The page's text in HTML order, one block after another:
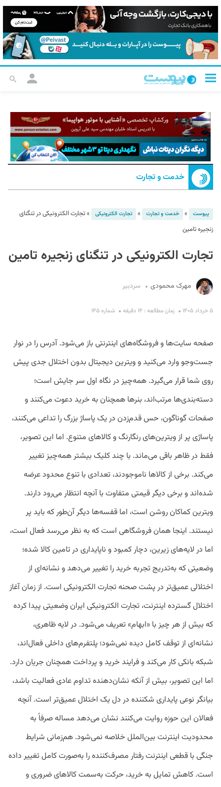
خدمت و تجارت
پیوست » خدمت و تجارت » تجارت الکترونیکی »تجارت الکترونیکی در تنگنای
زنجیره تامین
تجارت الکترونیکی در تنگنای زنجیره تامین
مهرک محمودی سردبیر
۵ خرداد ۱۴۰۵ زمان مطالعه : ۱۴ دقیقه شماره ۱۴۵
صفحه سایت‌ها و فروشگاه‌های اینترنتی باز می‌شود. آدرس را در نوار
جست‌وجو وارد می‌کنید و ویترین دیجیتال بدون اختلال جدی پیش
روی شما قرار می‌گیرد. همه‌چیز در نگاه اول سر جایش است؛
دسته‌بندی‌ها مرتب‌اند، بنرها همچنان به خرید دعوت می‌کنند و
صفحات گوناگون، حس قدم‌زدن در یک پاساژ بزرگ را تداعی می‌کنند،
‌پاساژی پر از ویترین‌های رنگارنگ و کالاهای متنوع. اما این تصویر،
فقط در ظاهر باقی می‌ماند. با چند کلیک بیشتر همه‌چیز تغییر
می‌کند. برخی از کالاها ناموجودند، تعدادی با تنوع محدود عرضه
شده‌اند و برخی دیگر قیمتی متفاوت با آنچه انتظار می‌رود دارند.
ویترین کماکان روشن است، اما قفسه‌ها دیگر آن‌طور که باید پر
نیستند. اینجا همان فروشگاهی است که به نظر می‌رسد فعال است،
اما در لایه‌های زیرین، دچار کمبود و ناپایداری در تامین کالا شده؛
وضعیتی که به‌تدریج تجربه خرید را تغییر می‌دهد و نشانه‌ای از
اختلالی عمیق‌تر در پشت صحنه تجارت الکترونیکی است. از زمان آغاز
اختلال گسترده اینترنت، تجارت الکترونیکی ایران وضعیتی پیدا کرده
که بیش از هر چیز با «ابهام» تعریف می‌شود. در لایه ظاهری،
نشانه‌ای از توقف کامل دیده نمی‌شود؛ پلتفرم‌های داخلی فعال‌اند،
شبکه بانکی کار می‌کند و فرایند خرید و پرداخت همچنان جریان دارد.
اما این تصویر، بیش از آنکه نشان‌دهنده تداوم عادی فعالیت باشد،
بیانگر نوعی پایداری شکننده در دل یک اختلال عمیق‌تر است. آنچه
فعالان این حوزه روایت می‌کنند نشان می‌دهد مساله صرفاً به
محدودیت اینترنت بین‌الملل خلاصه نمی‌شود. هم‌زمانی شرایط
جنگی با قطعی اینترنت رفتار مصرف‌کننده را به‌صورت کامل تغییر داده
است. کاهش تمایل به خرید، حرکت به‌سمت کالاهای ضروری و